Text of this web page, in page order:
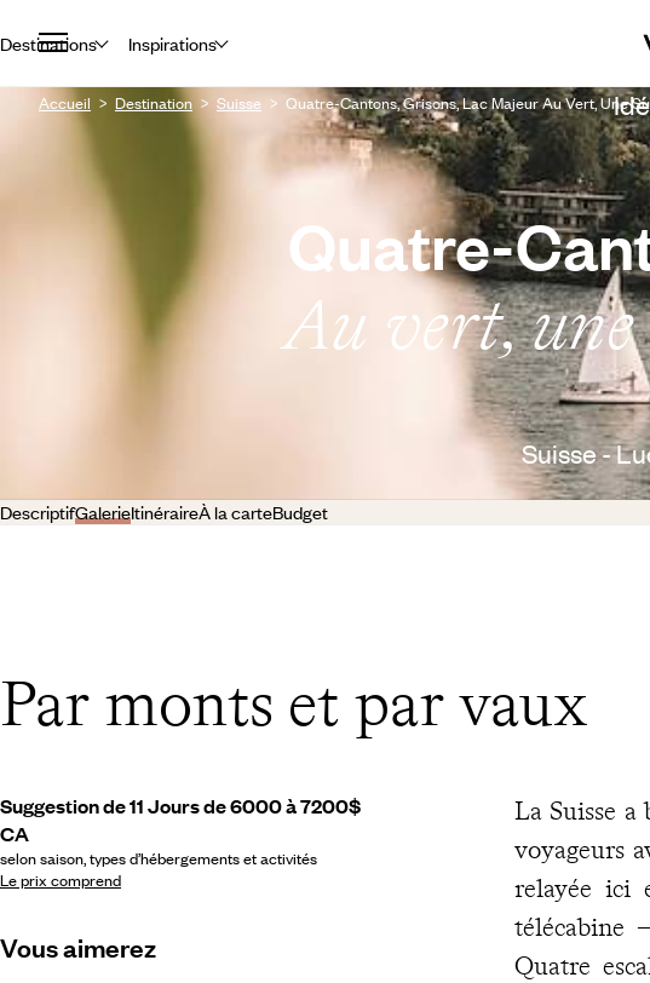
Destinations Inspirations
Accueil Destination Suisse Quatre-Cantons, Grisons, Lac Majeur Au Vert, Une
Quatre-
Au vert, une
Suisse -
DescriptifGalerieItinéraireÀ la carteBudget
Par monts et par vaux
Suggestion de 11 Jours de 6000 à 7200$
CA
selon saison, types d’hébergements et activités
Le prix comprend
Vous aimerez
La Suisse
voyageurs
relayée ici
télécabine
Quatre